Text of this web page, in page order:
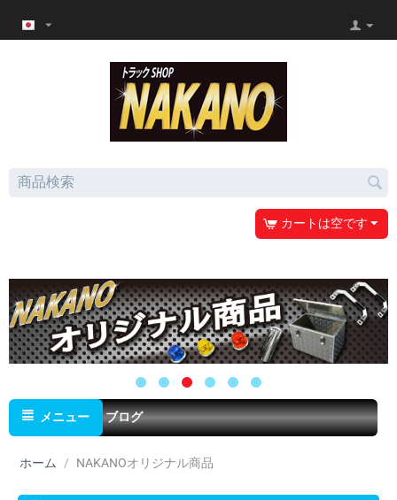
カートは空です
メニュー ブログ
ホーム / NAKANOオリジナル商品